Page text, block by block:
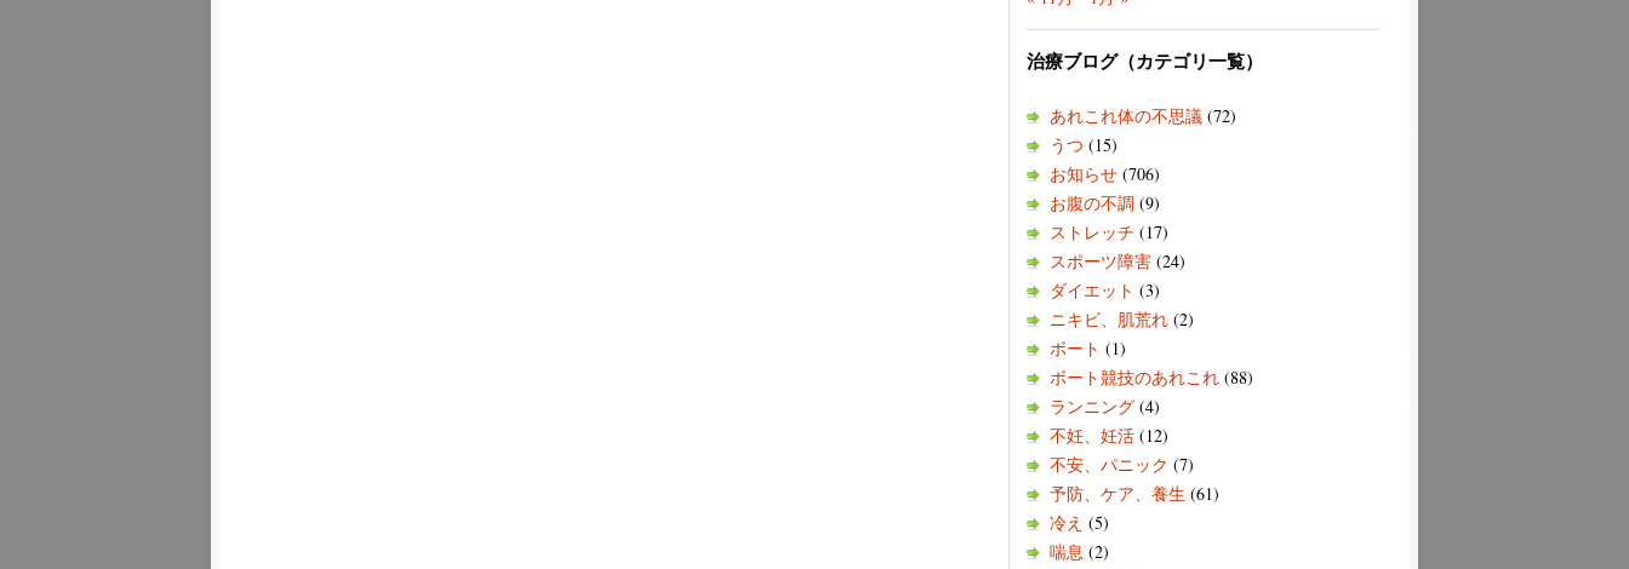
治療ブログ（カテゴリ一覧）
あれこれ体の不思議 (72)
うつ (15)
お知らせ (706)
お腹の不調 (9)
ストレッチ (17)
スポーツ障害 (24)
ダイエット (3)
ニキビ、肌荒れ (2)
ボート (1)
ボート競技のあれこれ (88)
ランニング (4)
不妊、妊活 (12)
不安、パニック (7)
予防、ケア、養生 (61)
冷え (5)
喘息 (2)